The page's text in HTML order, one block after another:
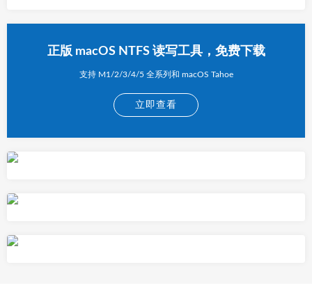
正版 macOS NTFS 读写工具，免费下载
支持 M1/2/3/4/5 全系列和 macOS Tahoe
立即查看